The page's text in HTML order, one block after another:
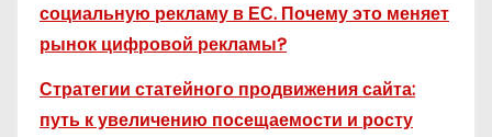
социальную рекламу в ЕС. Почему это меняет
рынок цифровой рекламы?
Стратегии статейного продвижения сайта:
путь к увеличению посещаемости и росту